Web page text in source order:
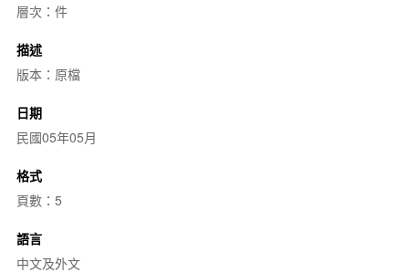
層次：件
描述
版本：原檔
日期
民國05年05月
格式
頁數：5
語言
中文及外文